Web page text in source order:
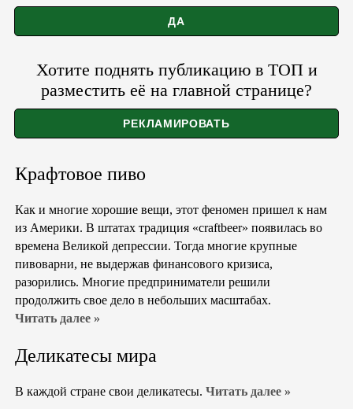
Хотите поднять публикацию в ТОП и
разместить её на главной странице?
Крафтовое пиво
Как и многие хорошие вещи, этот феномен пришел к нам
из Америки. В штатах традиция «craftbeer» появилась во
времена Великой депрессии. Тогда многие крупные
пивоварни, не выдержав финансового кризиса,
разорились. Многие предприниматели решили
продолжить свое дело в небольших масштабах.
Читать далее »
Деликатесы мира
В каждой стране свои деликатесы. Читать далее »